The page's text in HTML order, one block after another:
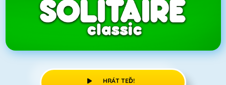
HRÁT TEĎ!